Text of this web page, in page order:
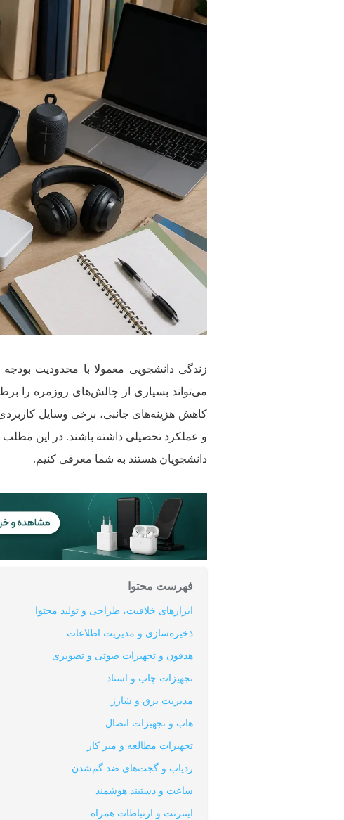
زندگی دانشجویی معمولا با محدودیت
می‌تواند بسیاری از چالش‌های روزمره را
کاهش هزینه‌های جانبی، برخی وسایل کاربردی
و عملکرد تحصیلی داشته باشند. در این مطلب
دانشجویان هستند به شما معرفی کنیم.
فهرست محتوا
ابزارهای خلاقیت، طراحی و تولید محتوا
ذخیره‌سازی و مدیریت اطلاعات
هدفون و تجهیزات صوتی و تصویری
تجهیزات چاپ و اسناد
مدیریت برق و شارژ
هاب و تجهیزات اتصال
تجهیزات مطالعه و میز کار
ردیاب و گجت‌های ضد گم‌شدن
ساعت و دستبند هوشمند
اینترنت و ارتباطات همراه